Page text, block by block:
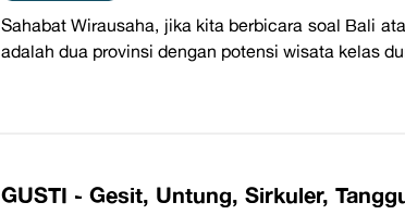
Sahabat Wirausaha, jika kita berbicara soal Bali
adalah dua provinsi dengan potensi wisata kelas
​GUSTI - Gesit, Untung, Sirkuler,